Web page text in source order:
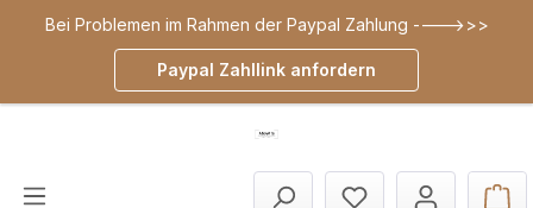
springen
Bei Problemen im Rahmen der Paypal Zahlung ---->>>
Paypal Zahllink anfordern